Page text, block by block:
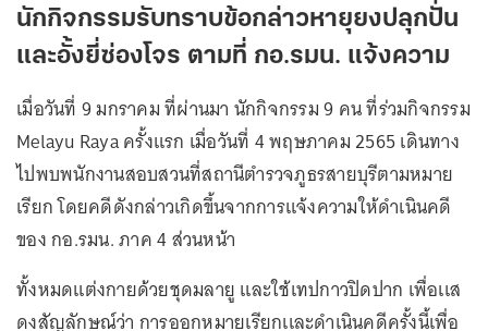
นักกิจกรรมรับทราบข้อกล่าวหายุยงปลุกปั่น
และอั้งยี่ซ่องโจร ตามที่ กอ.รมน. แจ้งความ
เมื่อวันที่ 9 มกราคม ที่ผ่านมา นักกิจกรรม 9 คน ที่ร่วมกิจกรรม
Melayu Raya ครั้งแรก เมื่อวันที่ 4 พฤษภาคม 2565 เดินทาง
ไปพบพนักงานสอบสวนที่สถานีตำรวจภูธรสายบุรีตามหมาย
เรียก โดยคดีดังกล่าวเกิดขึ้นจากการแจ้งความให้ดำเนินคดี
ของ กอ.รมน. ภาค 4 ส่วนหน้า
ทั้งหมดแต่งกายด้วยชุดมลายู และใช้เทปกาวปิดปาก เพื่อเเส
ดงสัญลักษณ์ว่า การออกหมายเรียกเเละดำเนินคดีครั้งนี้เพื่อ